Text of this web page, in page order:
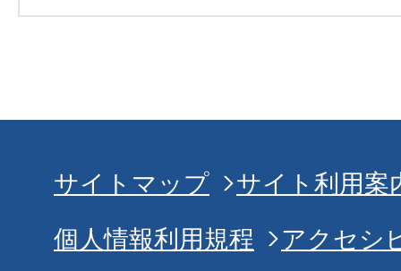
サイトマップ
サイト利用案
個人情報利用規程
アクセシ